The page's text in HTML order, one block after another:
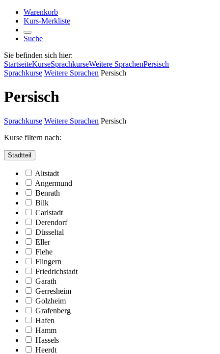
Warenkorb
Kurs-Merkliste
Suche
Sie befinden sich hier:
StartseiteKurseSprachkurseWeitere SprachenPersisch
Sprachkurse Weitere Sprachen Persisch
Persisch
Sprachkurse Weitere Sprachen Persisch
Kurse filtern nach:
Stadtteil
Altstadt
Angermund
Benrath
Bilk
Carlstadt
Derendorf
Düsseltal
Eller
Flehe
Flingern
Friedrichstadt
Garath
Gerresheim
Golzheim
Grafenberg
Hafen
Hamm
Hassels
Heerdt